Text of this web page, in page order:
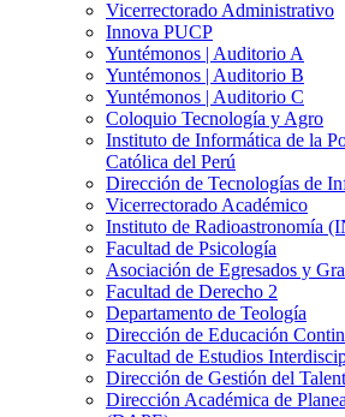
Vicerrectorado Administrativo
Innova PUCP
Yuntémonos | Auditorio A
Yuntémonos | Auditorio B
Yuntémonos | Auditorio C
Coloquio Tecnología y Agro
Instituto de Informática de la
Católica del Perú
Dirección de Tecnologías de
Vicerrectorado Académico
Instituto de Radioastronomía
Facultad de Psicología
Asociación de Egresados y
Facultad de Derecho 2
Departamento de Teología
Dirección de Educación
Facultad de Estudios
Dirección de Gestión del
Dirección Académica de